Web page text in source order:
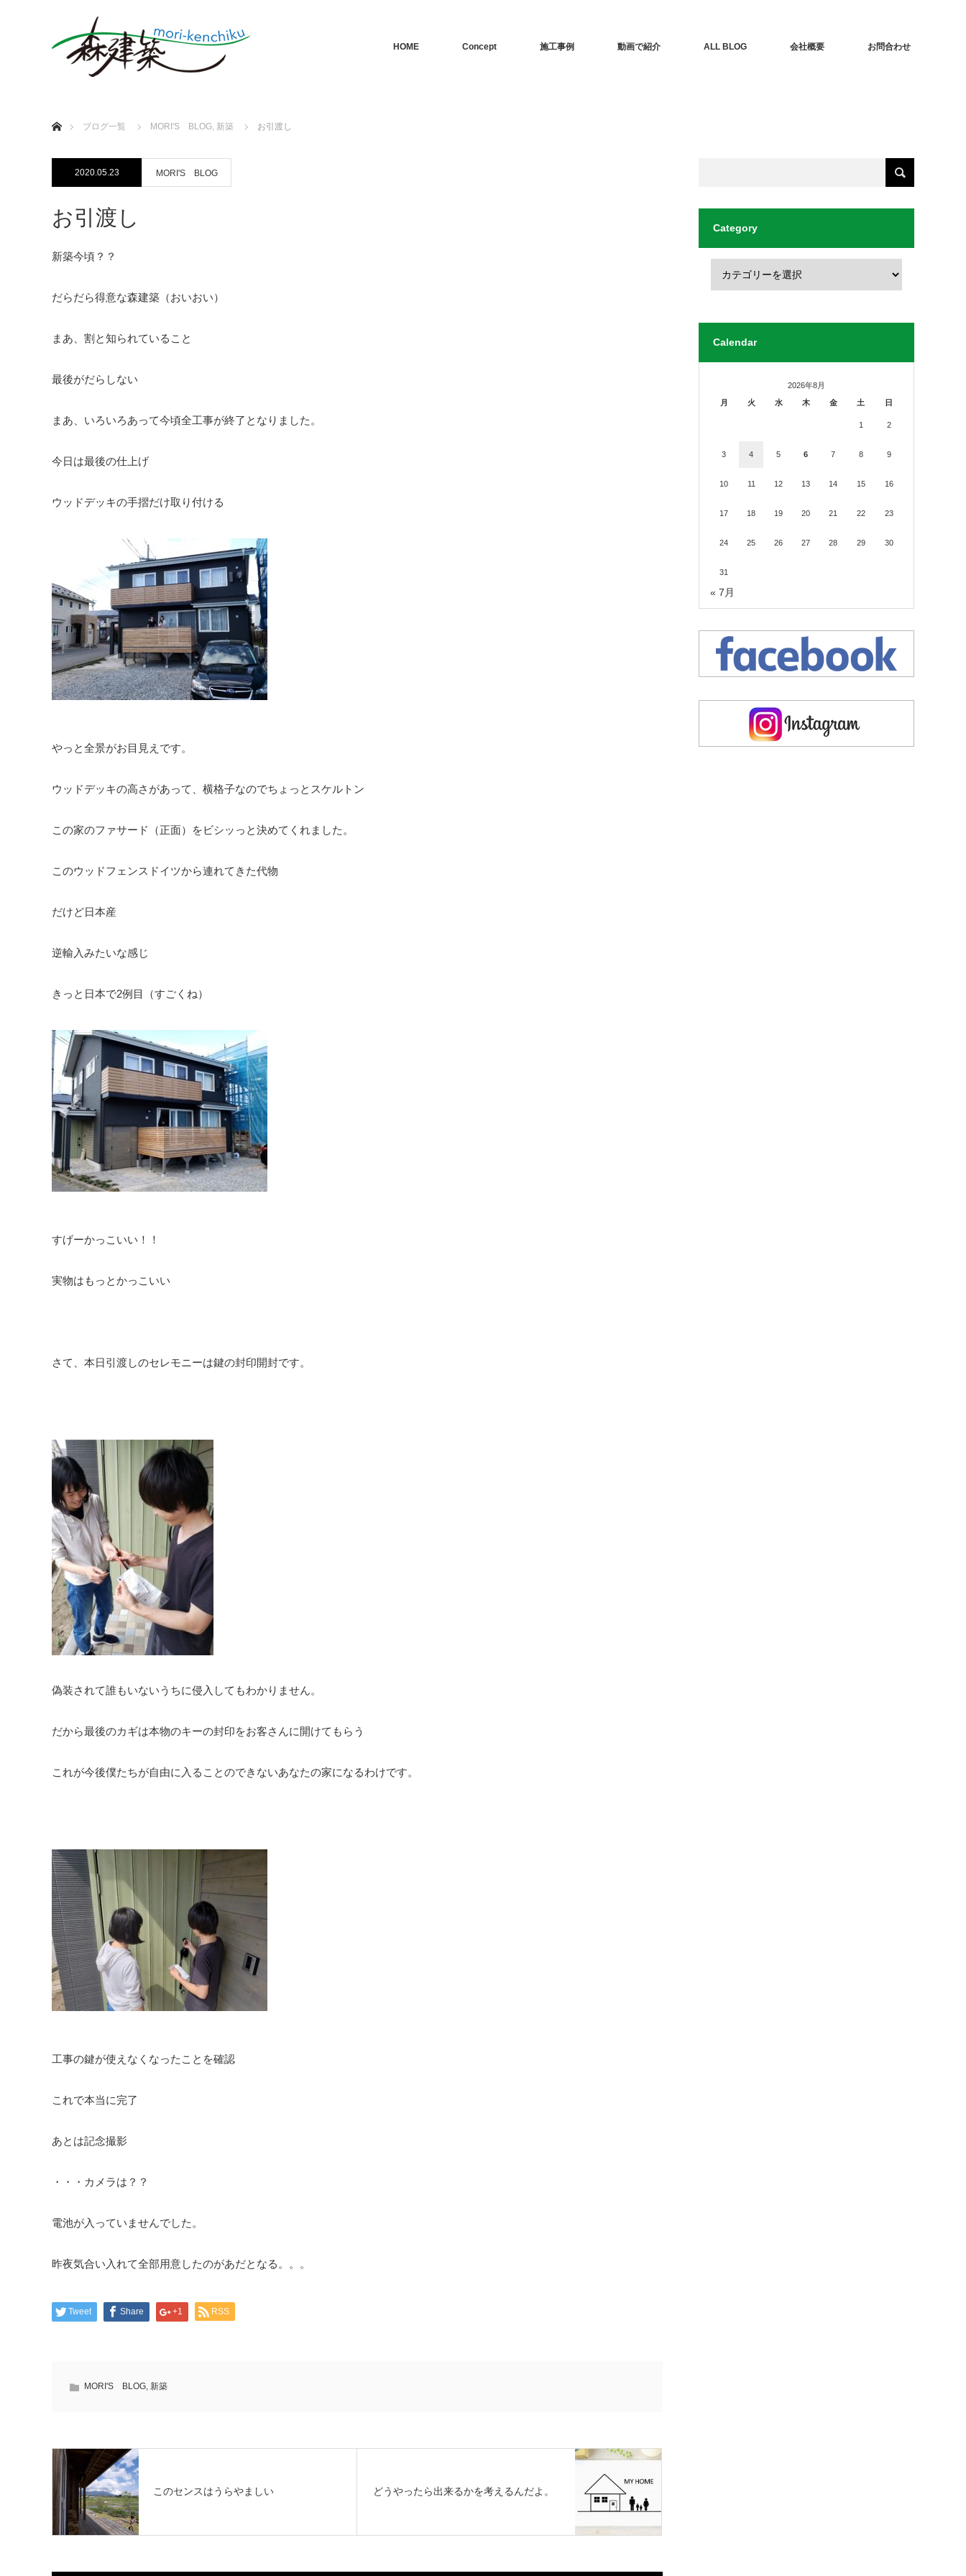
HOME Concept 施工事例 動画で紹介 ALL BLOG 会社概要 お問合わせ
ブログ一覧
MORI'S BLOG, 新築 お引渡し
2020.05.23 MORI'S BLOG
お引渡し
新築今頃？？
だらだら得意な森建築（おいおい）
まあ、割と知られていること
最後がだらしない
まあ、いろいろあって今頃全工事が終了となりました。
今日は最後の仕上げ
ウッドデッキの手摺だけ取り付ける
やっと全景がお目見えです。
ウッドデッキの高さがあって、横格子なのでちょっとスケルトン
この家のファサード（正面）をビシッっと決めてくれました。
このウッドフェンスドイツから連れてきた代物
だけど日本産
逆輸入みたいな感じ
きっと日本で2例目（すごくね）
すげーかっこいい！！
実物はもっとかっこいい
さて、本日引渡しのセレモニーは鍵の封印開封です。
偽装されて誰もいないうちに侵入してもわかりません。
だから最後のカギは本物のキーの封印をお客さんに開けてもらう
これが今後僕たちが自由に入ることのできないあなたの家になるわけです。
工事の鍵が使えなくなったことを確認
これで本当に完了
あとは記念撮影
・・・カメラは？？
電池が入っていませんでした。
昨夜気合い入れて全部用意したのがあだとなる。。。
Tweet Share +1 RSS
MORI'S BLOG, 新築
このセンスはうらやましい どうやったら出来るかを考えるんだよ。
Category
Calendar
2026年8月
月
火 水 木 金 土 日
1 2
3 4 5 6 7 8 9
10 11 12 13 14 15 16
17 18 19 20 21 22 23
24 25 26 27 28 29 30
31
« 7月